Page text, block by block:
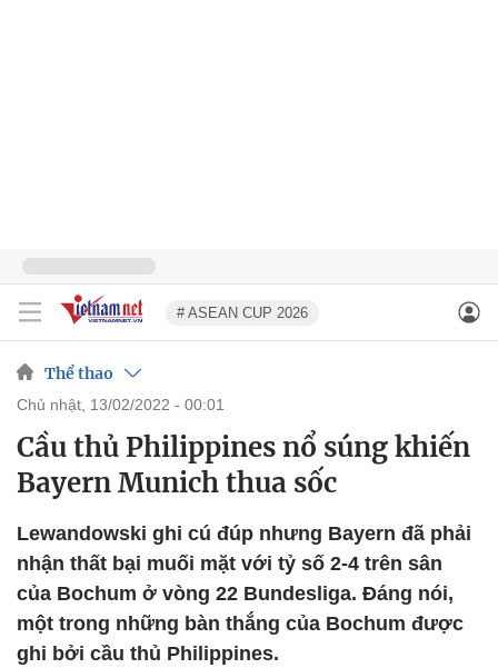
# ASEAN CUP 2026
Thể thao
chủ nhật, 13/02/2022 - 00:01
Cầu thủ Philippines nổ súng khiến
Bayern Munich thua sốc
Lewandowski ghi cú đúp nhưng Bayern đã phải
nhận thất bại muối mặt với tỷ số 2-4 trên sân
của Bochum ở vòng 22 Bundesliga. Đáng nói,
một trong những bàn thắng của Bochum được
ghi bởi cầu thủ Philippines.